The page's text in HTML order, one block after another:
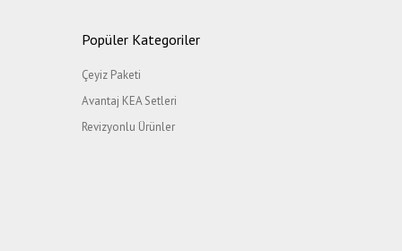
Popüler Kategoriler
Çeyiz Paketi
Avantaj KEA Setleri
Revizyonlu Ürünler